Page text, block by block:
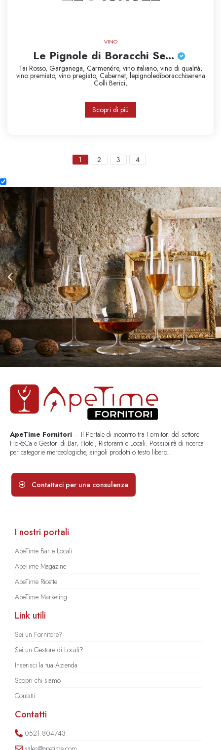
VINO
Le Pignole di Boracchi Se...
Tai Rosso, Garganega, Carmenére, vino italiano, vino di qualità,
vino premiato, vino pregiato, Cabernet, lepignolediboracchiserena
Colli Berici,
Scopri di più
1 2 3 4
ApeTime Fornitori – Il Portale di incontro tra Fornitori del settore
HoReCa e Gestori di Bar, Hotel, Ristoranti e Locali. Possibilità di ricerca
per categorie merceologiche, singoli prodotti o testo libero..
Contattaci per una consulenza
I nostri portali
ApeTime Bar e Locali
ApeTime Magazine
ApeTime Ricette
ApeTime Marketing
Link utili
Sei un Fornitore?
Sei un Gestore di Locali?
Inserisci la tua Azienda
Scopri chi siamo
Contatti
Contatti
0521.804743